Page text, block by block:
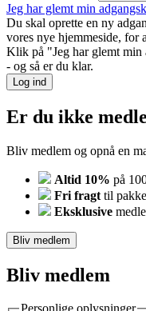
Jeg har glemt min
Du skal oprette en ny
vores nye hjemmeside, for
Klik på "Jeg har glemt
- og så er du klar.
Log ind
Er du ikke
Bliv medlem og opnå en
Altid 10% på
Fri fragt til
Eksklusive
Bliv medlem
Bliv medlem